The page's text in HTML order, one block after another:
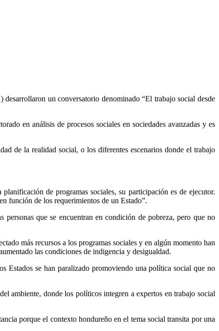
un conversatorio denominado “El trabajo social desde
en análisis de procesos sociales en sociedades avanzadas y es
de la realidad social, o los diferentes escenarios donde el trabajo
de programas sociales, su participación es de ejecutor.
función de los requerimientos de un Estado”.
personas que se encuentran en condición de pobreza, pero que no
más recursos a los programas sociales y en algún momento han
las condiciones de indigencia y desigualdad.
Estados se han paralizado promoviendo una política social que no
ambiente, donde los políticos integren a expertos en trabajo social
porque el contexto hondureño en el tema social transita por una